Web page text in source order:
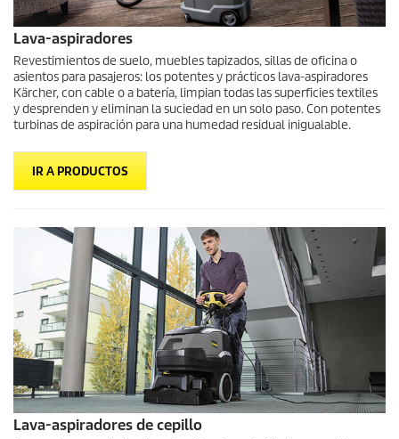
Lava-aspiradores
Revestimientos de suelo, muebles tapizados, sillas de oficina o
asientos para pasajeros: los potentes y prácticos lava-aspiradores
Kärcher, con cable o a batería, limpian todas las superficies textiles
y desprenden y eliminan la suciedad en un solo paso. Con potentes
turbinas de aspiración para una humedad residual inigualable.
IR A PRODUCTOS
Lava-aspiradores de cepillo